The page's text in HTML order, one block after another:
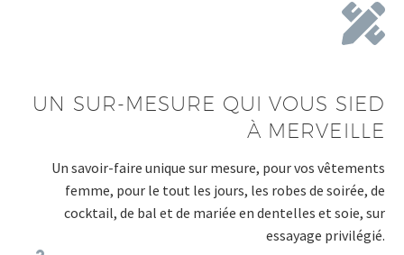
UN SUR-MESURE QUI VOUS SIED
À MERVEILLE
Un savoir-faire unique sur mesure, pour vos vêtements
femme, pour le tout les jours, les robes de soirée, de
cocktail, de bal et de mariée en dentelles et soie, sur
essayage privilégié.